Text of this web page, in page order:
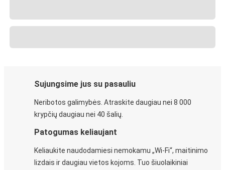
Sujungsime jus su pasauliu
Neribotos galimybės. Atraskite daugiau nei 8 000
krypčių daugiau nei 40 šalių.
Patogumas keliaujant
Keliaukite naudodamiesi nemokamu „Wi-Fi“, maitinimo
lizdais ir daugiau vietos kojoms. Tuo šiuolaikiniai